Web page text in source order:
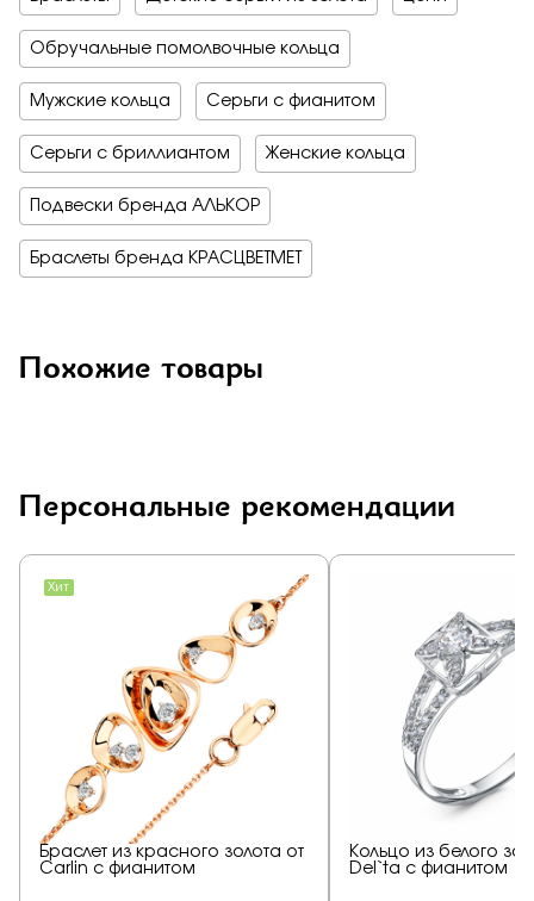
Обручальные помолвочные кольца
Мужские кольца Серьги с фианитом
Серьги с бриллиантом Женские кольца
Подвески бренда АЛЬКОР
Браслеты бренда КРАСЦВЕТМЕТ
Похожие товары
Персональные рекомендации